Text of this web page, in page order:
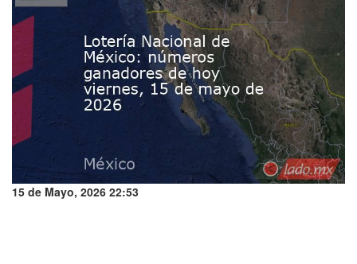
15 de Mayo, 2026 22:53